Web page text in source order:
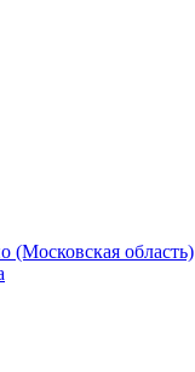
область)